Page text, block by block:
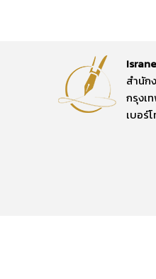
สำนัก
กรุงเ
เบอร์